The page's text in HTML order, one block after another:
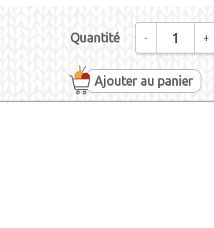
Quantité - +
Ajouter au panier